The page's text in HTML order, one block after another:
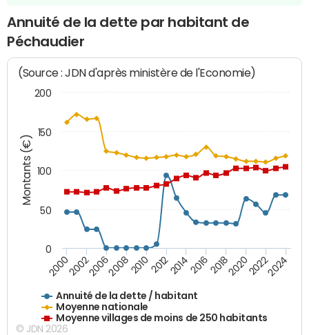
Annuité de la dette par habitant de
Péchaudier
Montants (€)
(Source : JDN d'après ministère de l'Economie)
Annuité de la dette / habitant
Moyenne nationale
Moyenne villages de moins de 250 habitants
200020022006200820102012201420162018202020222024
0
50
100
150
200
© JDN 2026